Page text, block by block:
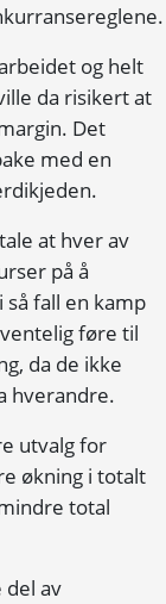
.
og helt
da risikert at
Det
med en
at hver av
på å
fall en kamp
føre til
da de ikke
hverandre.
utvalg for
økning i totalt
total
del av